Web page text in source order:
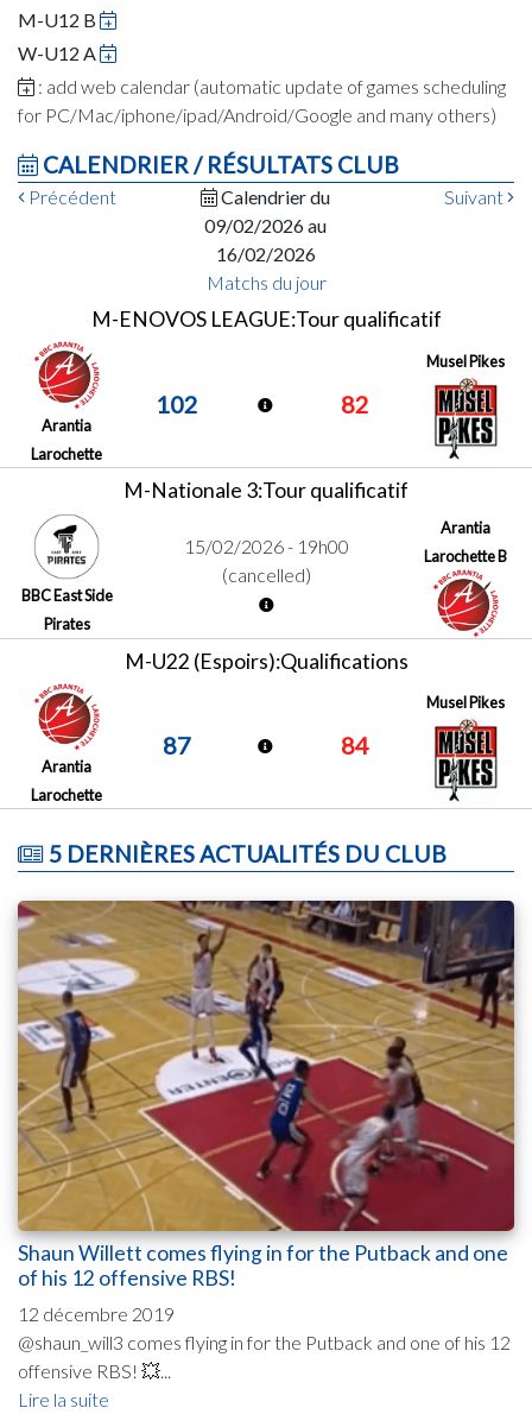
M-U12 B
W-U12 A
: add web calendar (automatic update of games scheduling
for PC/Mac/iphone/ipad/Android/Google and many others)
CALENDRIER / RÉSULTATS CLUB
Précédent
Calendrier du
09/02/2026 au
16/02/2026
Suivant
Matchs du jour
M-ENOVOS LEAGUE:Tour qualificatif
Arantia
Larochette
102 82
Musel Pikes
M-Nationale 3:Tour qualificatif
BBC East Side
Pirates
15/02/2026 - 19h00
(cancelled)
Arantia
Larochette B
M-U22 (Espoirs):Qualifications
Arantia
Larochette
87 84
Musel Pikes
5 DERNIÈRES ACTUALITÉS DU CLUB
Shaun Willett comes flying in for the Putback and one
of his 12 offensive RBS!
12 décembre 2019
@shaun_will3 comes flying in for the Putback and one of his 12
offensive RBS! 💥...
Lire la suite